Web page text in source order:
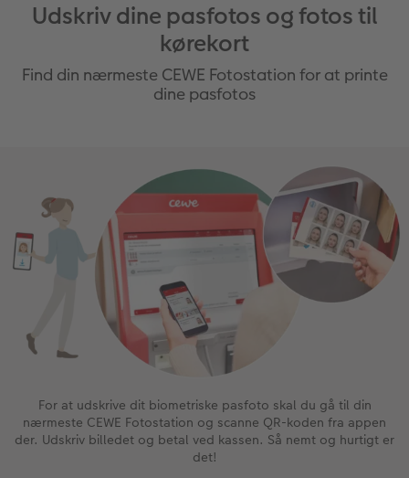
Udskriv dine pasfotos og fotos til
kørekort
Find din nærmeste CEWE Fotostation for at printe
dine pasfotos
For at udskrive dit biometriske pasfoto skal du gå til din
nærmeste CEWE Fotostation og scanne QR-koden fra appen
der. Udskriv billedet og betal ved kassen. Så nemt og hurtigt er
det!